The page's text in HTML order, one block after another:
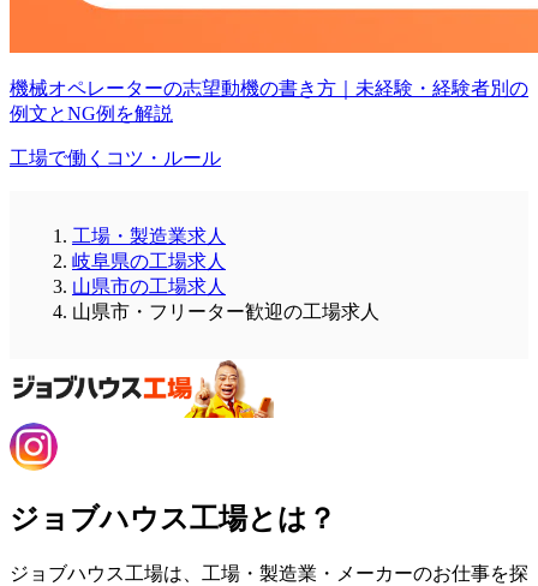
機械オペレーターの志望動機の書き方｜未経験・経験者別の
例文とNG例を解説
工場で働くコツ・ルール
工場・製造業求人
岐阜県の工場求人
山県市の工場求人
山県市・フリーター歓迎の工場求人
ジョブハウス工場とは？
ジョブハウス工場は、工場・製造業・メーカーのお仕事を探